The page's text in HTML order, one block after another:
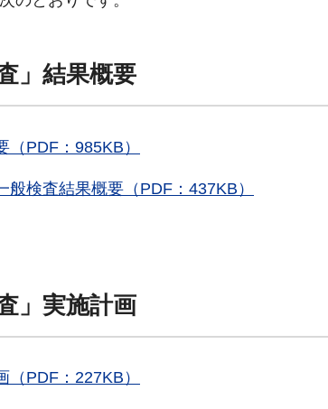
」結果概要
PDF：985KB）
検査結果概要（PDF：437KB）
」実施計画
PDF：227KB）